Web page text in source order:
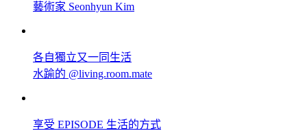
藝術家 Seonhyun Kim
各自獨立又一同生活
水踰的 @living.room.mate
享受 EPISODE 生活的方式